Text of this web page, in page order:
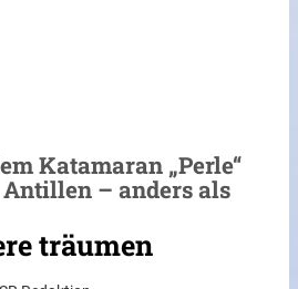
Katamaran „Perle“
– anders als
träumen